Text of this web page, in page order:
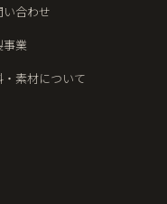
い合わせ
事業
・素材について